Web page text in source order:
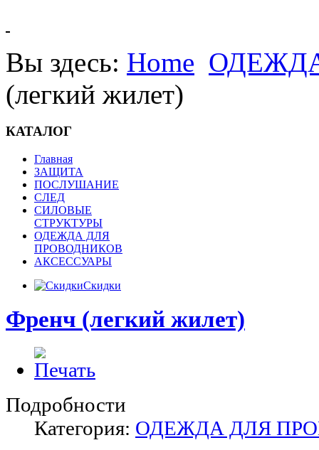
Вы здесь: Home
(легкий жилет)
КАТАЛОГ
Главная
ЗАЩИТА
ПОСЛУШАНИЕ
СЛЕД
СИЛОВЫЕ
СТРУКТУРЫ
ОДЕЖДА ДЛЯ
ПРОВОДНИКОВ
АКСЕССУАРЫ
Скидки
Френч (легкий жилет)
Подробности
Категория: ОДЕЖДА ДЛЯ